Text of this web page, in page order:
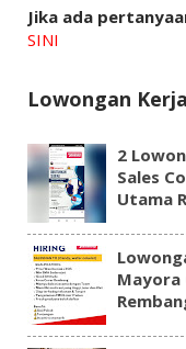
Jika ada
SINI
Lowongan
2
Sales
Utama
Mayora